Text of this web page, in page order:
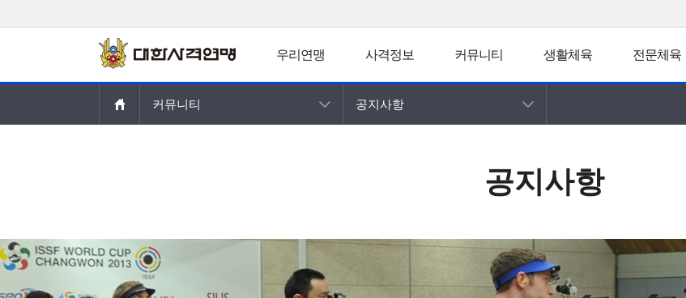
우리연맹 사격정보 커뮤니티 생활체육 전문체육
커뮤니티 공지사항
공지사항